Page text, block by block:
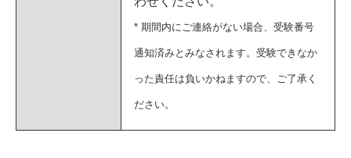
* 期間内にご連絡がない場合、受験番号
通知済みとみなされます。受験できなか
った責任は負いかねますので、ご了承く
ださい。